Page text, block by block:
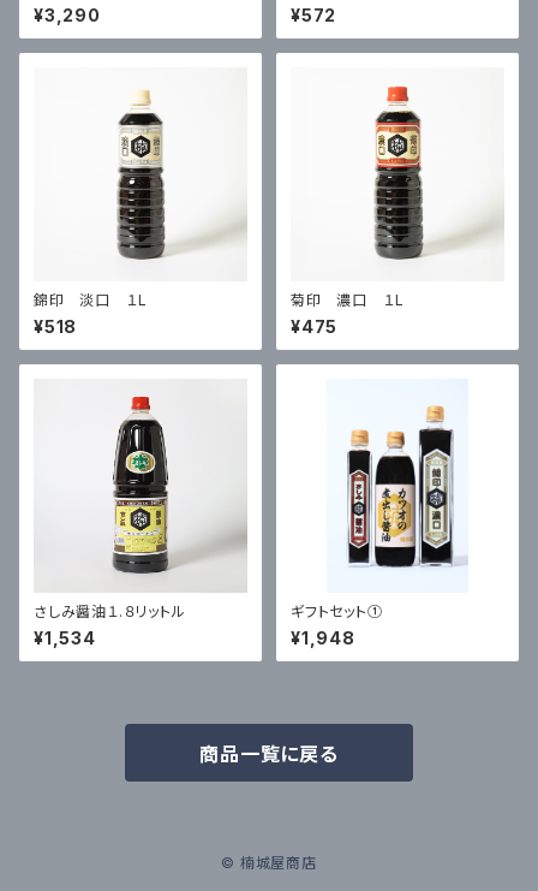
¥3,290 ¥572
錦印 淡口 １L
¥518
菊印 濃口 １L
¥475
さしみ醤油１.８リットル
¥1,534
ギフトセット①
¥1,948
商品一覧に戻る
© 楠城屋商店